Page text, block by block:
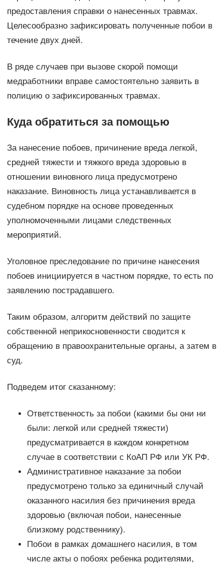
предоставления справки о нанесенных травмах.
Целесообразно зафиксировать полученные побои в
течение двух дней.
В ряде случаев при вызове скорой помощи
медработники вправе самостоятельно заявить в
полицию о зафиксированных травмах.
Куда обратиться за помощью
За нанесение побоев, причинение вреда легкой,
средней тяжести и тяжкого вреда здоровью в
отношении виновного лица предусмотрено
наказание. Виновность лица устанавливается в
судебном порядке на основе проведенных
уполномоченными лицами следственных
мероприятий.
Уголовное преследование по причине нанесения
побоев инициируется в частном порядке, то есть по
заявлению пострадавшего.
Таким образом, алгоритм действий по защите
собственной неприкосновенности сводится к
обращению в правоохранительные органы, а затем в
суд.
Подведем итог сказанному:
Ответственность за побои (какими бы они ни
были: легкой или средней тяжести)
предусматривается в каждом конкретном
случае в соответствии с КоАП РФ или УК РФ.
Административное наказание за побои
предусмотрено только за единичный случай
оказанного насилия без причинения вреда
здоровью (включая побои, нанесенные
близкому родственнику).
Побои в рамках домашнего насилия, в том
числе акты о побоях ребенка родителями,